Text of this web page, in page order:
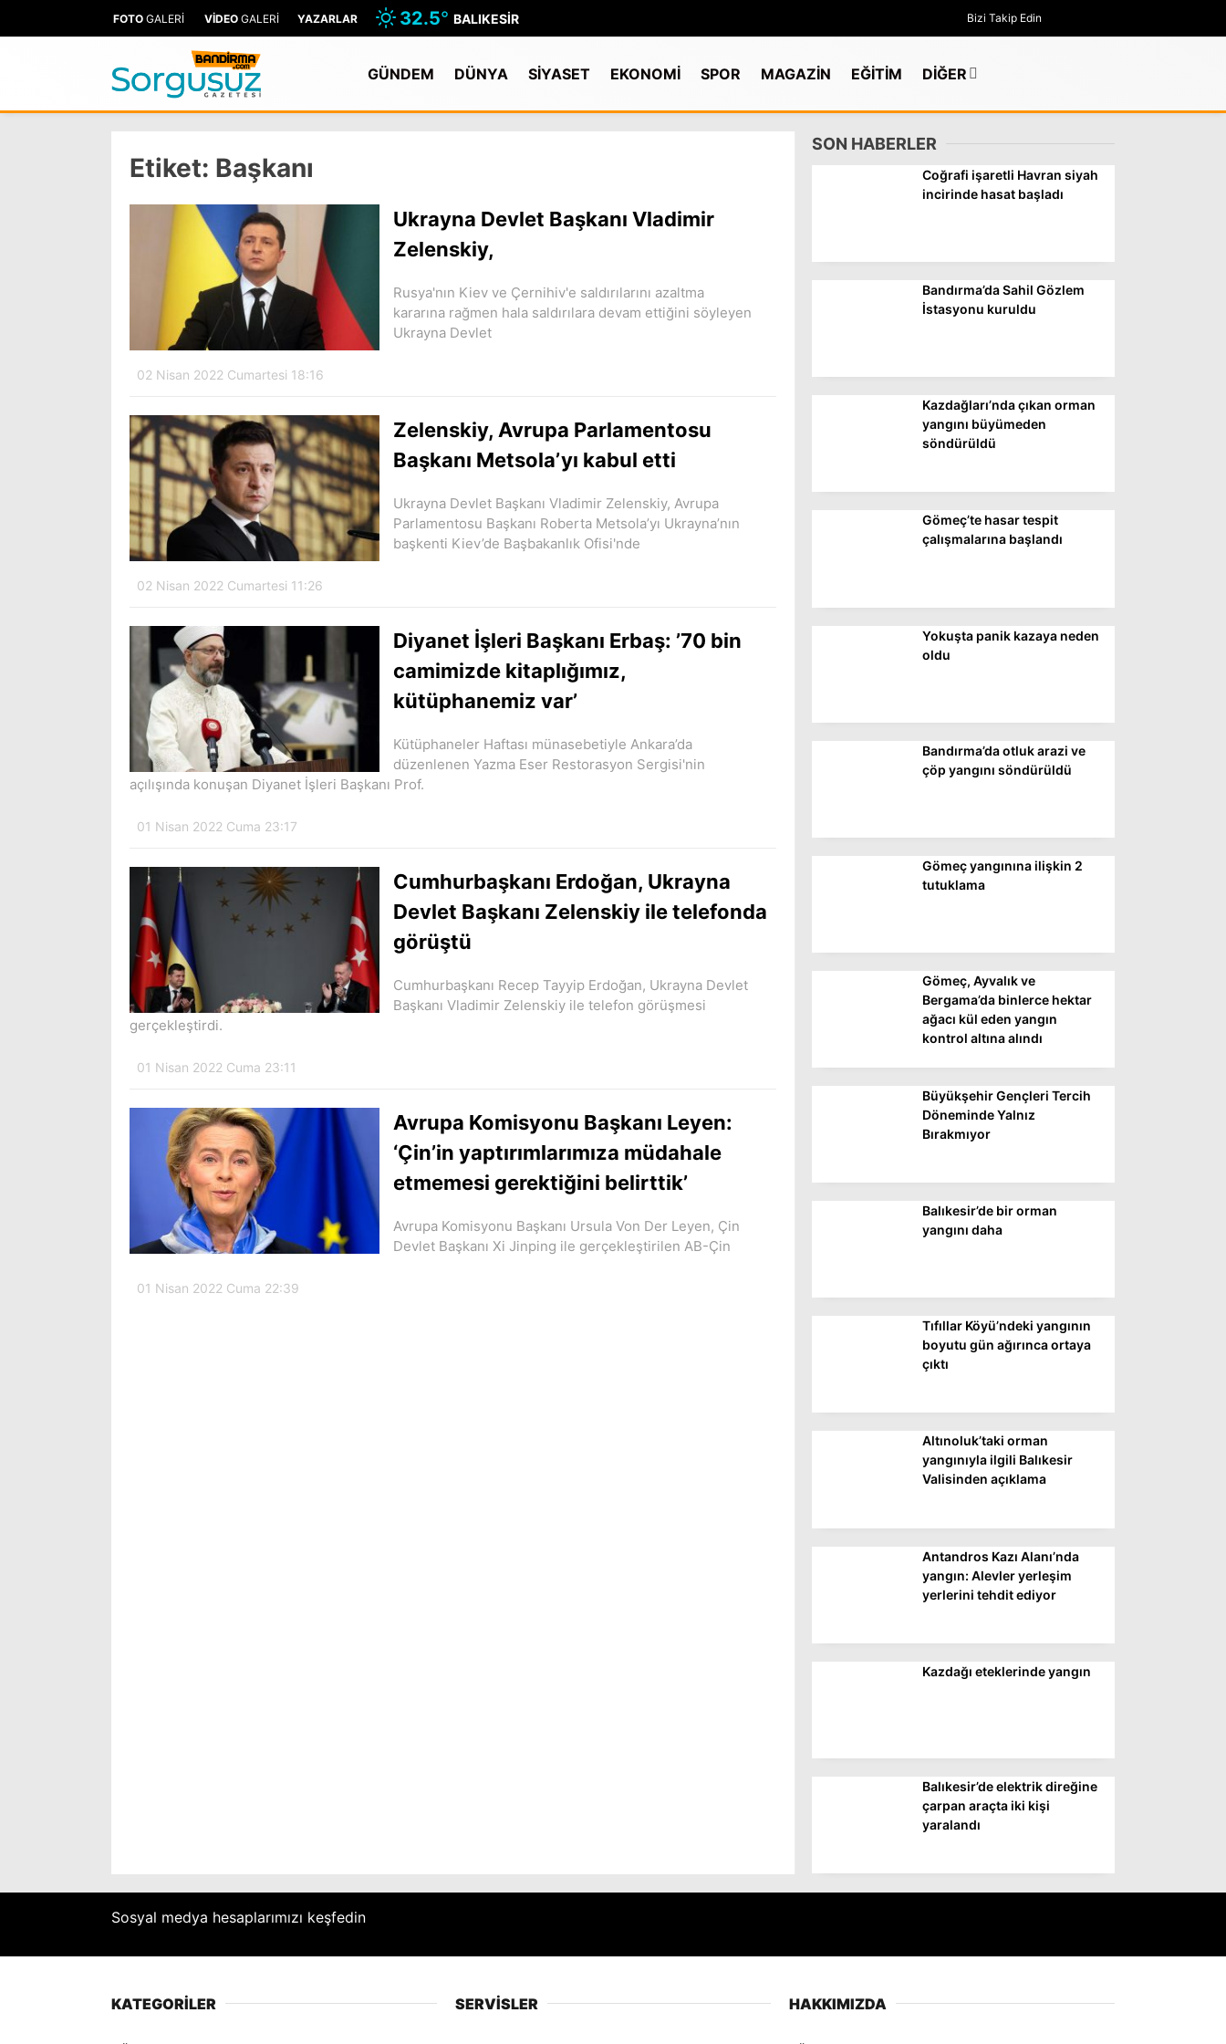
GÜNDEM
DÜNYA
EKONOMİ
SPOR
DİĞER
WhatsApp İhbar
Instagram
FOTO GALERİ VİDEO GALERİ YAZARLAR 32.5° BALIKESIR Bizi Takip Edin
GÜNDEM DÜNYA SİYASET EKONOMİ SPOR MAGAZİN EĞİTİM DİĞER
Etiket: Başkanı
Ukrayna Devlet Başkanı Vladimir
Zelenskiy,
Rusya'nın Kiev ve Çernihiv'e saldırılarını azaltma
kararına rağmen hala saldırılara devam ettiğini söyleyen
Ukrayna Devlet
02 Nisan 2022 Cumartesi 18:16
Zelenskiy, Avrupa Parlamentosu
Başkanı Metsola’yı kabul etti
Ukrayna Devlet Başkanı Vladimir Zelenskiy, Avrupa
Parlamentosu Başkanı Roberta Metsola’yı Ukrayna’nın
başkenti Kiev’de Başbakanlık Ofisi'nde
02 Nisan 2022 Cumartesi 11:26
Diyanet İşleri Başkanı Erbaş: ’70 bin
camimizde kitaplığımız,
kütüphanemiz var’
Kütüphaneler Haftası münasebetiyle Ankara’da
düzenlenen Yazma Eser Restorasyon Sergisi'nin
açılışında konuşan Diyanet İşleri Başkanı Prof.
01 Nisan 2022 Cuma 23:17
Cumhurbaşkanı Erdoğan, Ukrayna
Devlet Başkanı Zelenskiy ile telefonda
görüştü
Cumhurbaşkanı Recep Tayyip Erdoğan, Ukrayna Devlet
Başkanı Vladimir Zelenskiy ile telefon görüşmesi
gerçekleştirdi.
01 Nisan 2022 Cuma 23:11
Avrupa Komisyonu Başkanı Leyen:
‘Çin’in yaptırımlarımıza müdahale
etmemesi gerektiğini belirttik’
Avrupa Komisyonu Başkanı Ursula Von Der Leyen, Çin
Devlet Başkanı Xi Jinping ile gerçekleştirilen AB-Çin
01 Nisan 2022 Cuma 22:39
SON HABERLER
Coğrafi işaretli Havran siyah
incirinde hasat başladı
Bandırma’da Sahil Gözlem
İstasyonu kuruldu
Kazdağları’nda çıkan orman
yangını büyümeden
söndürüldü
Gömeç’te hasar tespit
çalışmalarına başlandı
Yokuşta panik kazaya neden
oldu
Bandırma’da otluk arazi ve
çöp yangını söndürüldü
Gömeç yangınına ilişkin 2
tutuklama
Gömeç, Ayvalık ve
Bergama’da binlerce hektar
ağacı kül eden yangın
kontrol altına alındı
Büyükşehir Gençleri Tercih
Döneminde Yalnız
Bırakmıyor
Balıkesir’de bir orman
yangını daha
Tıfıllar Köyü’ndeki yangının
boyutu gün ağırınca ortaya
çıktı
Altınoluk’taki orman
yangınıyla ilgili Balıkesir
Valisinden açıklama
Antandros Kazı Alanı’nda
yangın: Alevler yerleşim
yerlerini tehdit ediyor
Kazdağı eteklerinde yangın
Balıkesir’de elektrik direğine
çarpan araçta iki kişi
yaralandı
Sosyal medya hesaplarımızı keşfedin
KATEGORİLER SERVİSLER HAKKIMIZDA